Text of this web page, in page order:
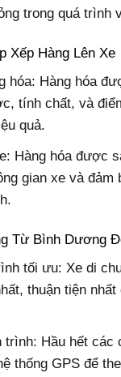
trong quá trình
Xếp Hàng Lên Xe
hóa: Hàng hóa
tính chất, và
quả.
Hàng hóa được
gian xe và đảm
Từ Bình Dương
tối ưu: Xe di
thuận tiện
trình: Hầu hết các
thống GPS để